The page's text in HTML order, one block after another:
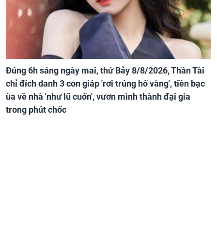
Đúng 6h sáng ngày mai, thứ Bảy 8/8/2026, Thần Tài
chỉ đích danh 3 con giáp 'rơi trúng hố vàng', tiền bạc
ùa về nhà 'như lũ cuốn', vươn mình thành đại gia
trong phút chốc